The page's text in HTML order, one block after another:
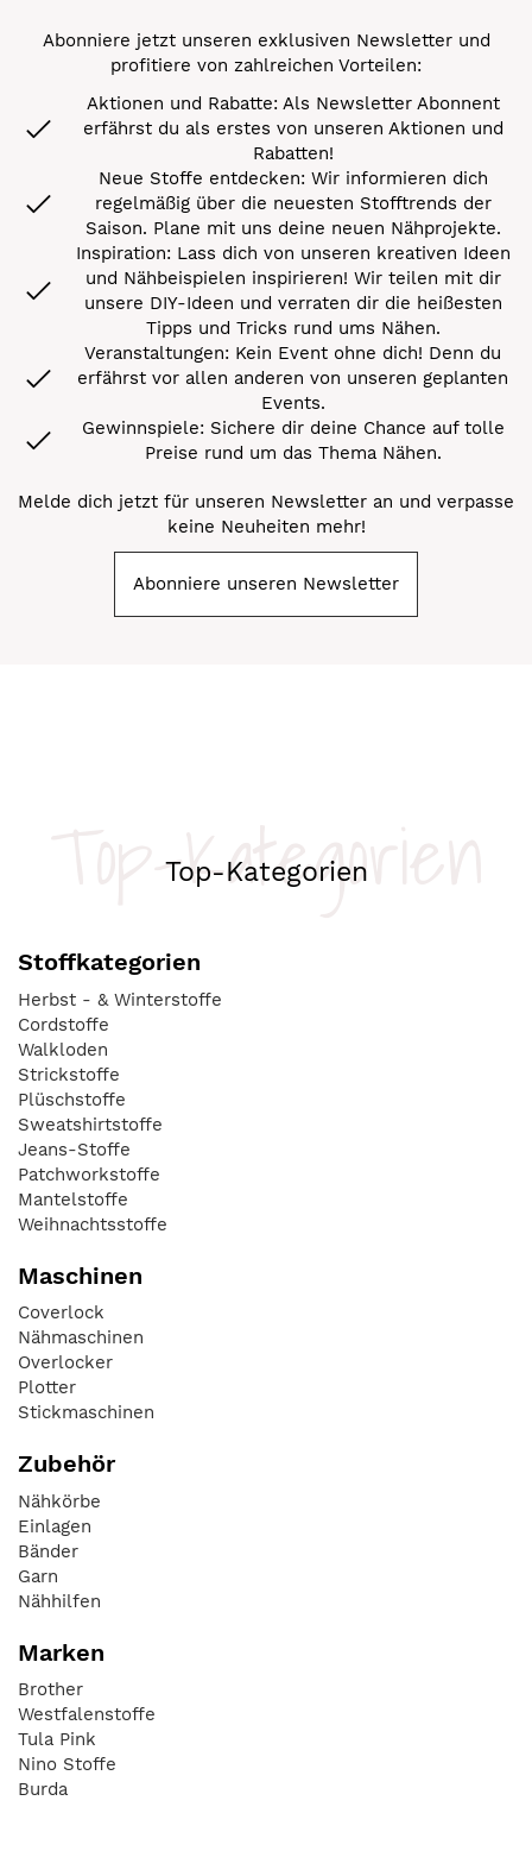
Abonniere jetzt unseren exklusiven Newsletter und
profitiere von zahlreichen Vorteilen:
Aktionen und Rabatte: Als Newsletter Abonnent
erfährst du als erstes von unseren Aktionen und
Rabatten!
Neue Stoffe entdecken: Wir informieren dich
regelmäßig über die neuesten Stofftrends der
Saison. Plane mit uns deine neuen Nähprojekte.
Inspiration: Lass dich von unseren kreativen Ideen
und Nähbeispielen inspirieren! Wir teilen mit dir
unsere DIY-Ideen und verraten dir die heißesten
Tipps und Tricks rund ums Nähen.
Veranstaltungen: Kein Event ohne dich! Denn du
erfährst vor allen anderen von unseren geplanten
Events.
Gewinnspiele: Sichere dir deine Chance auf tolle
Preise rund um das Thema Nähen.
Melde dich jetzt für unseren Newsletter an und verpasse
keine Neuheiten mehr!
Abonniere unseren Newsletter
Top-Kategorien
Top-Kategorien
Stoffkategorien
Herbst - & Winterstoffe
Cordstoffe
Walkloden
Strickstoffe
Plüschstoffe
Sweatshirtstoffe
Jeans-Stoffe
Patchworkstoffe
Mantelstoffe
Weihnachtsstoffe
Maschinen
Coverlock
Nähmaschinen
Overlocker
Plotter
Stickmaschinen
Zubehör
Nähkörbe
Einlagen
Bänder
Garn
Nähhilfen
Marken
Brother
Westfalenstoffe
Tula Pink
Nino Stoffe
Burda